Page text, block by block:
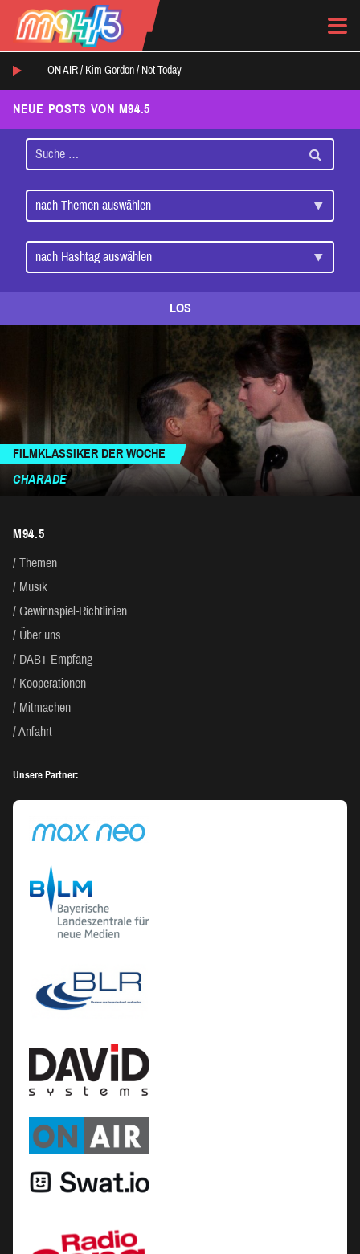
ON AIR / Kim Gordon / Not Today
NEUE POSTS VON M94.5
LOS
FILMKLASSIKER DER WOCHE
CHARADE
M94.5
Themen
Musik
Gewinnspiel-Richtlinien
Über uns
DAB+ Empfang
Kooperationen
Mitmachen
Anfahrt
Unsere Partner: